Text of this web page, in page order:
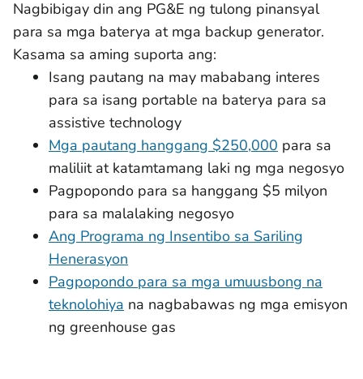
Nagbibigay din ang PG&E ng tulong pinansyal
para sa mga baterya at mga backup generator.
Kasama sa aming suporta ang:
Isang pautang na may mababang interes
para sa isang portable na baterya para sa
assistive technology
Mga pautang hanggang $250,000 para sa
maliliit at katamtamang laki ng mga negosyo
Pagpopondo para sa hanggang $5 milyon
para sa malalaking negosyo
Ang Programa ng Insentibo sa Sariling
Henerasyon
Pagpopondo para sa mga umuusbong na
teknolohiya na nagbabawas ng mga emisyon
ng greenhouse gas